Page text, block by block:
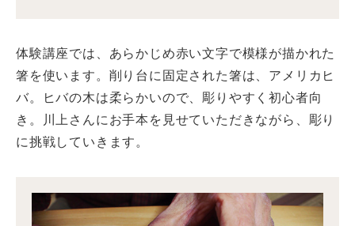
体験講座では、あらかじめ赤い文字で模様が描かれた
箸を使います。削り台に固定された箸は、アメリカヒ
バ。ヒバの木は柔らかいので、彫りやすく初心者向
き。川上さんにお手本を見せていただきながら、彫り
に挑戦していきます。